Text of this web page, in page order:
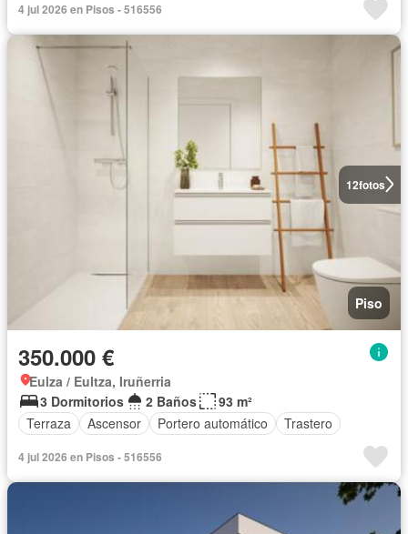
4 jul 2026 en Pisos - 516556
12fotos
Piso
350.000 €
Eulza / Eultza, Iruñerria
3 Dormitorios
2 Baños
93 m²
Terraza
Ascensor Portero automático Trastero
4 jul 2026 en Pisos - 516556